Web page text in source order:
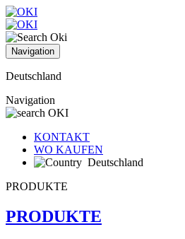
Navigation
Deutschland
Navigation
KONTAKT
WO KAUFEN
Deutschland
PRODUKTE
PRODUKTE